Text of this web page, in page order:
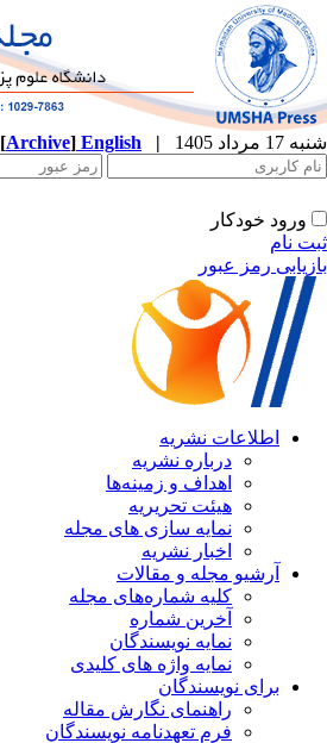
شنبه 17 مرداد 1405 |
English
[Archive]
ورود خودکار
ثبت نام
بازیابی رمز عبور
اطلاعات نشریه
درباره نشریه
اهداف و زمینه‌ها
هیئت تحریریه
نمایه سازی های مجله
اخبار نشریه
آرشیو مجله و مقالات
کلیه شماره‌های مجله
آخرین شماره
نمایه نویسندگان
نمایه واژه های کلیدی
برای نویسندگان
راهنمای نگارش مقاله
فرم تعهدنامه نویسندگان